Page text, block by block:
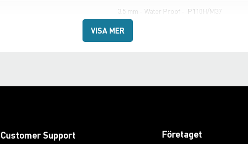
3.5 mm - Water Proof - IP110H/M37
VISA MER
Customer Support Företaget